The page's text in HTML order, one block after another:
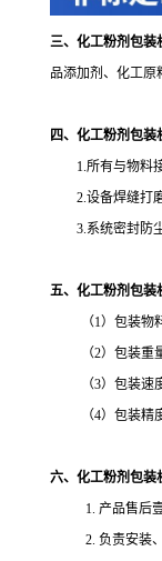
三、化工粉剂包装
品添加剂、化工原
四、 化工粉剂包装
1.所有与物料
2.设备焊缝打
3.系统密封防
五、化工粉剂包装
（1）包装物
（2）包装重
（3）包装速
（4）包装精
六、化工粉剂包装
1. 产品售后
2. 负责安装